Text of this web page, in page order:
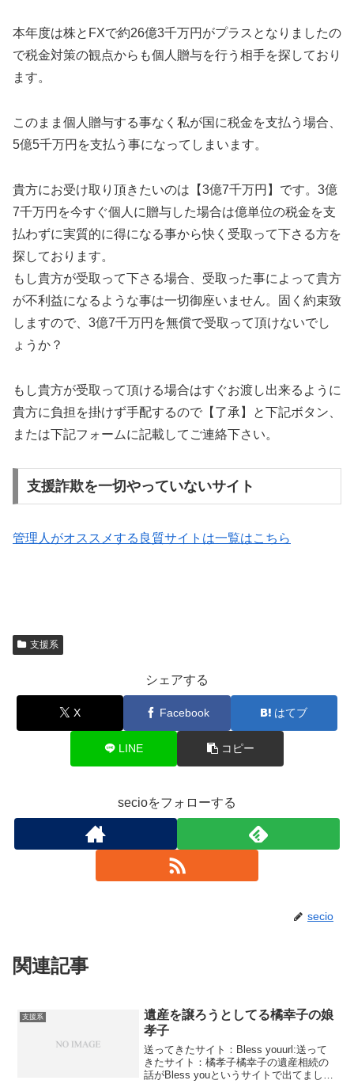
本年度は株とFXで約26億3千万円がプラスとなりましたの
で税金対策の観点からも個人贈与を行う相手を探しており
ます。
このまま個人贈与する事なく私が国に税金を支払う場合、
5億5千万円を支払う事になってしまいます。
貴方にお受け取り頂きたいのは【3億7千万円】です。3億
7千万円を今すぐ個人に贈与した場合は億単位の税金を支
払わずに実質的に得になる事から快く受取って下さる方を
探しております。
もし貴方が受取って下さる場合、受取った事によって貴方
が不利益になるような事は一切御座いません。固く約束致
しますので、3億7千万円を無償で受取って頂けないでし
ょうか？
もし貴方が受取って頂ける場合はすぐお渡し出来るように
貴方に負担を掛けず手配するので【了承】と下記ボタン、
または下記フォームに記載してご連絡下さい。
支援詐欺を一切やっていないサイト
管理人がオススメする良質サイトは一覧はこちら
支援系
シェアする
X Facebook はてブ
LINE コピー
secioをフォローする
secio
関連記事
支援系
遺産を譲ろうとしてる橘幸子の娘
孝子
送ってきたサイト：Bless youurl:送って
きたサイト：橘孝子橘幸子の遺産相続の
話がBless youというサイトで出てまし